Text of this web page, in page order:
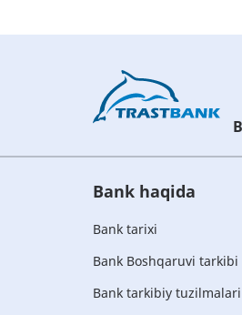
Bank haqida
Bank tarixi
Bank Boshqaruvi tarkibi
Bank tarkibiy tuzilmalari